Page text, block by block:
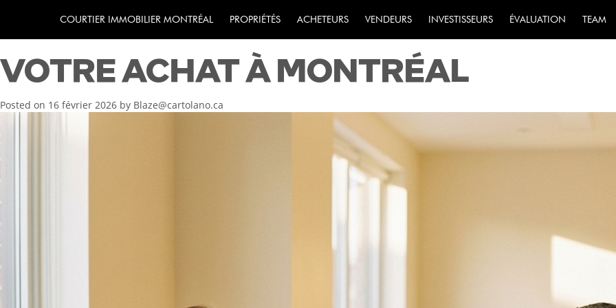
COURTIER IMMOBILIER MONTRÉAL PROPRIÉTÉS ACHETEURS VENDEURS INVESTISSEURS ÉVALUATION TEAM
COMMENT UN COURTIER
VOTRE ACHAT À MONTRÉAL
Posted on 16 février 2026 by Blaze@cartolano.ca